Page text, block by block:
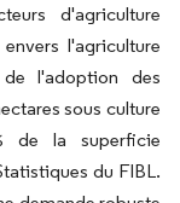
d'agriculture
l'agriculture
l'adoption des
sous culture
de la superficie
du FIBL.